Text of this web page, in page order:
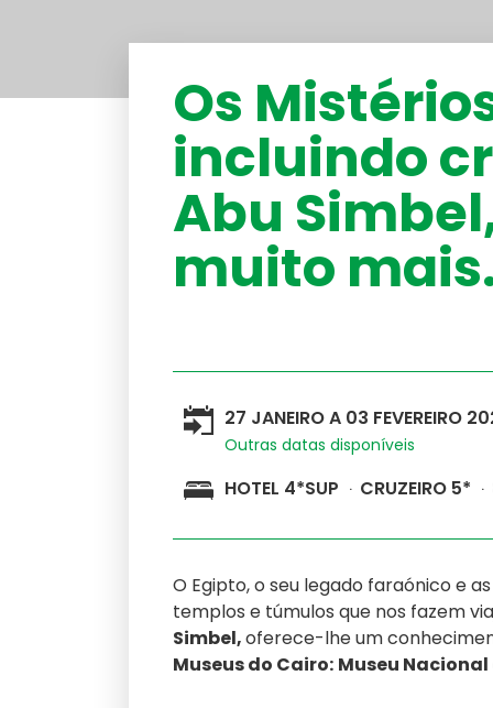
América do Sul
Australásia
Cruzeiros
Médio-Oriente
Os
incluindo
Abu
muito
27 JANEIRO A 03 FEVEREIRO
Outras datas disponíveis
HOTEL 4*SUP CRUZEIRO 5*
O Egipto, o seu legado faraónico e
templos e túmulos que nos fazem
Simbel,oferece-lhe um
Museus do Cairo: Museu